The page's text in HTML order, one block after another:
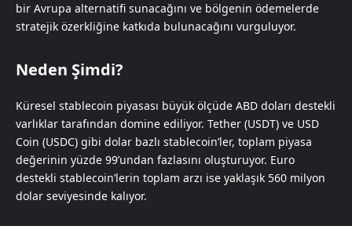
bir Avrupa alternatifi sunacağını ve bölgenin ödemelerde
stratejik özerkliğine katkıda bulunacağını vurguluyor.
Neden Şimdi?
Küresel stablecoin piyasası büyük ölçüde ABD doları destekli
varlıklar tarafından domine ediliyor. Tether (USDT) ve USD
Coin (USDC) gibi dolar bazlı stablecoin’ler, toplam piyasa
değerinin yüzde 99’undan fazlasını oluşturuyor. Euro
destekli stablecoin’lerin toplam arzı ise yaklaşık 560 milyon
dolar seviyesinde kalıyor.